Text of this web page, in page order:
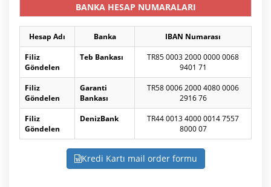
BANKA HESAP NUMARALARI
Hesap Adı Banka
IBAN Numarası
Filiz
Göndelen
Teb Bankası
TR85 0003 2000 0000 0068
9401 71
Filiz
Göndelen
Garanti
Bankası
TR58 0006 2000 4080 0006
2916 76
Filiz
Göndelen
DenizBank
TR44 0013 4000 0014 7557
8000 07
Kredi Kartı mail order formu